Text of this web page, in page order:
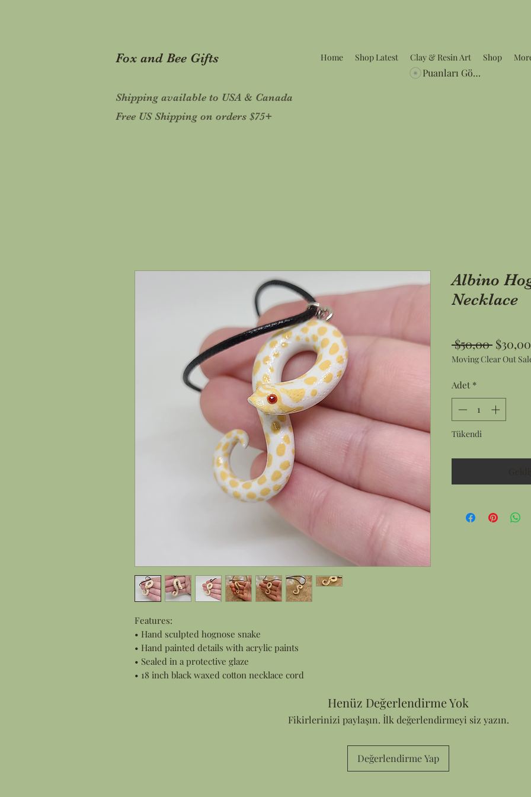
Home Shop Latest Clay & Resin Art Shop
Fox and Bee Gifts
Shipping available to USA & Canada
Puanları Görüntüle
Free US Shipping on orders $75+
Features:
• Hand sculpted hognose snake
• Hand painted details with acrylic paints
• Sealed in a protective glaze
• 18 inch black waxed cotton necklace cord
Albino
Necklace
$50,00 Normal
Fiyat
$30,00
Moving Clear Out
Adet *
Tükendi
Henüz Değerlendirme Yok
Fikirlerinizi paylaşın. İlk değerlendirmeyi siz yazın.
Değerlendirme Yap